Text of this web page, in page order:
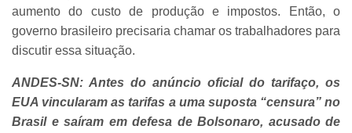
aumento do custo de produção e impostos. Então, o
governo brasileiro precisaria chamar os trabalhadores para
discutir essa situação.
ANDES-SN: Antes do anúncio oficial do tarifaço, os
EUA vincularam as tarifas a uma suposta “censura” no
Brasil e saíram em defesa de Bolsonaro, acusado de